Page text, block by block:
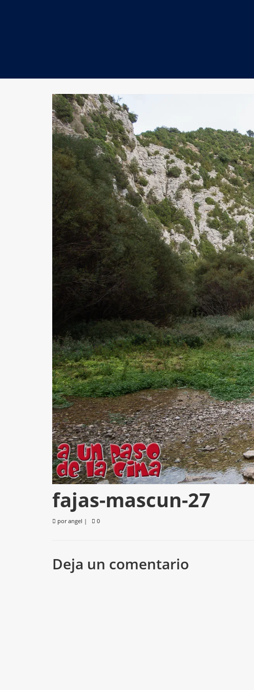
fajas-mascun-27
porangel | 0
Deja un comentario